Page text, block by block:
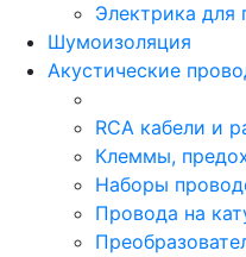
Электрика для
Шумоизоляция
Акустические
RCA кабели и
Клеммы,
Наборы
Провода на